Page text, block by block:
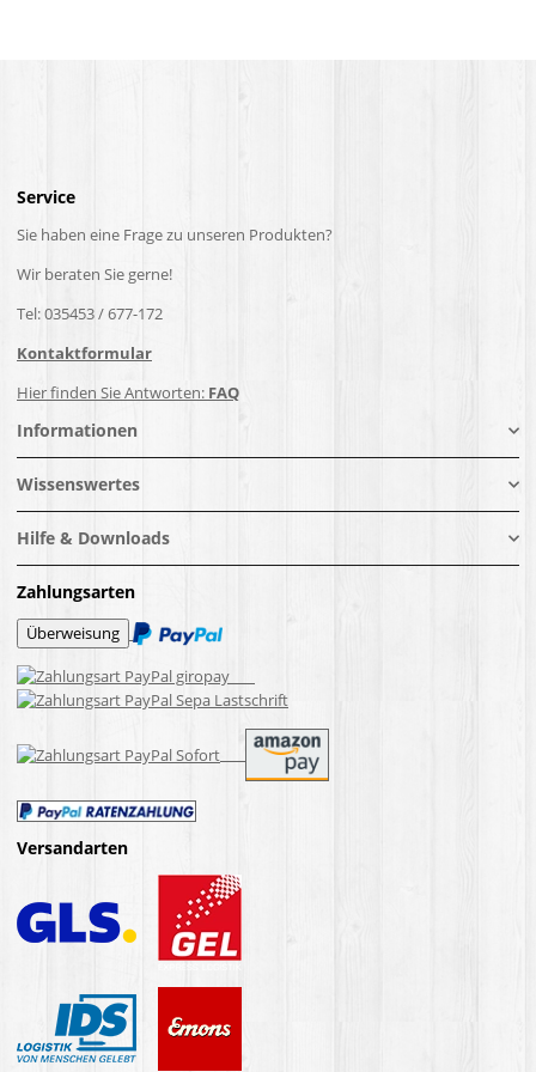
Service
Sie haben eine Frage zu unseren Produkten?
Wir beraten Sie gerne!
Tel: 035453 / 677-172
Kontaktformular
Hier finden Sie Antworten: FAQ
Informationen
Wissenswertes
Hilfe & Downloads
Zahlungsarten
Versandarten